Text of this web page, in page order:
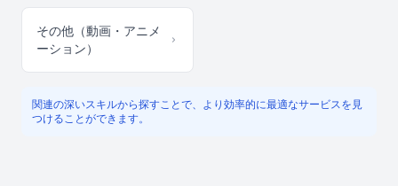
その他（動画・アニメ
ーション）
関連の深いスキルから探すことで、より効率的に最適なサービスを見
つけることができます。